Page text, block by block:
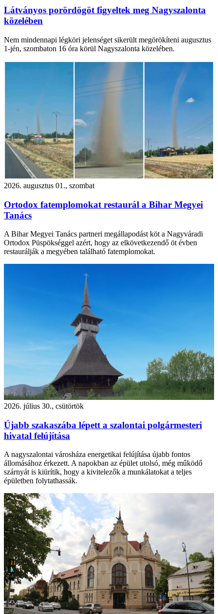
Látványos porördögöt figyeltek meg Nagyszalonta
közelében
Nem mindennapi légköri jelenséget sikerült megörökíteni augusztus
1-jén, szombaton 16 óra körül Nagyszalonta közelében.
2026. augusztus 01., szombat
Ortodox fatemplomokat restaurál a Bihar Megyei
Tanács
A Bihar Megyei Tanács partneri megállapodást köt a Nagyváradi
Ortodox Püspökséggel azért, hogy az elkövetkezendő öt évben
restaurálják a megyében található fatemplomokat.
2026. július 30., csütörtök
Újabb szakaszába lépett a szalontai polgármesteri
hivatal felújítása
A nagyszalontai városháza energetikai felújítása újabb fontos
állomásához érkezett. A napokban az épület utolsó, még működő
szárnyát is kiürítik, hogy a kivitelezők a munkálatokat a teljes
épületben folytathassák.